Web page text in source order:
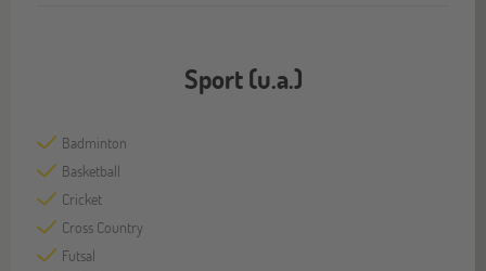
Sport (u.a.)
Badminton
Basketball
Cricket
Cross Country
Futsal